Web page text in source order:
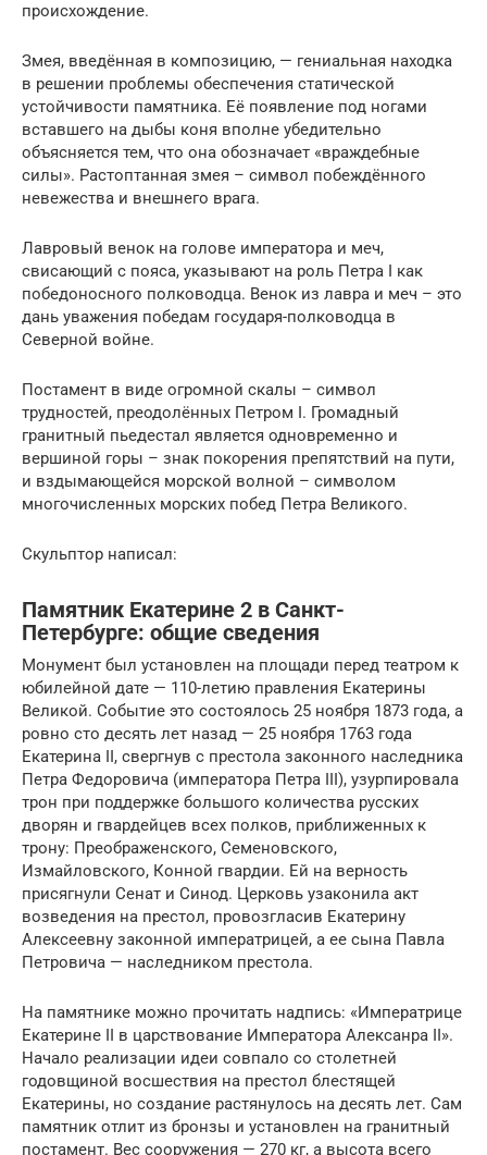
происхождение.
Змея, введённая в композицию, — гениальная находка
в решении проблемы обеспечения статической
устойчивости памятника. Её появление под ногами
вставшего на дыбы коня вполне убедительно
объясняется тем, что она обозначает «враждебные
силы». Растоптанная змея – символ побеждённого
невежества и внешнего врага.
Лавровый венок на голове императора и меч,
свисающий с пояса, указывают на роль Петра I как
победоносного полководца. Венок из лавра и меч – это
дань уважения победам государя-полководца в
Северной войне.
Постамент в виде огромной скалы – символ
трудностей, преодолённых Петром I. Громадный
гранитный пьедестал является одновременно и
вершиной горы – знак покорения препятствий на пути,
и вздымающейся морской волной – символом
многочисленных морских побед Петра Великого.
Скульптор написал:
Памятник Екатерине 2 в Санкт-
Петербурге: общие сведения
Монумент был установлен на площади перед театром к
юбилейной дате — 110-летию правления Екатерины
Великой. Событие это состоялось 25 ноября 1873 года, а
ровно сто десять лет назад — 25 ноября 1763 года
Екатерина II, свергнув с престола законного наследника
Петра Федоровича (императора Петра III), узурпировала
трон при поддержке большого количества русских
дворян и гвардейцев всех полков, приближенных к
трону: Преображенского, Семеновского,
Измайловского, Конной гвардии. Ей на верность
присягнули Сенат и Синод. Церковь узаконила акт
возведения на престол, провозгласив Екатерину
Алексеевну законной императрицей, а ее сына Павла
Петровича — наследником престола.
На памятнике можно прочитать надпись: «Императрице
Екатерине II в царствование Императора Алексанра II».
Начало реализации идеи совпало со столетней
годовщиной восшествия на престол блестящей
Екатерины, но создание растянулось на десять лет. Сам
памятник отлит из бронзы и установлен на гранитный
постамент. Вес сооружения — 270 кг, а высота всего